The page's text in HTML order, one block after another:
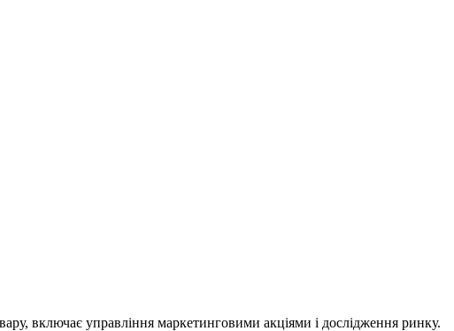
включає управління маркетинговими акціями і дослідження ринку.